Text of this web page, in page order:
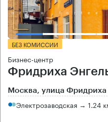
БЕЗ КОМИССИИ
Бизнес-центр
Фридриха
Москва, улица Фридриха
Электрозаводская → 1.24